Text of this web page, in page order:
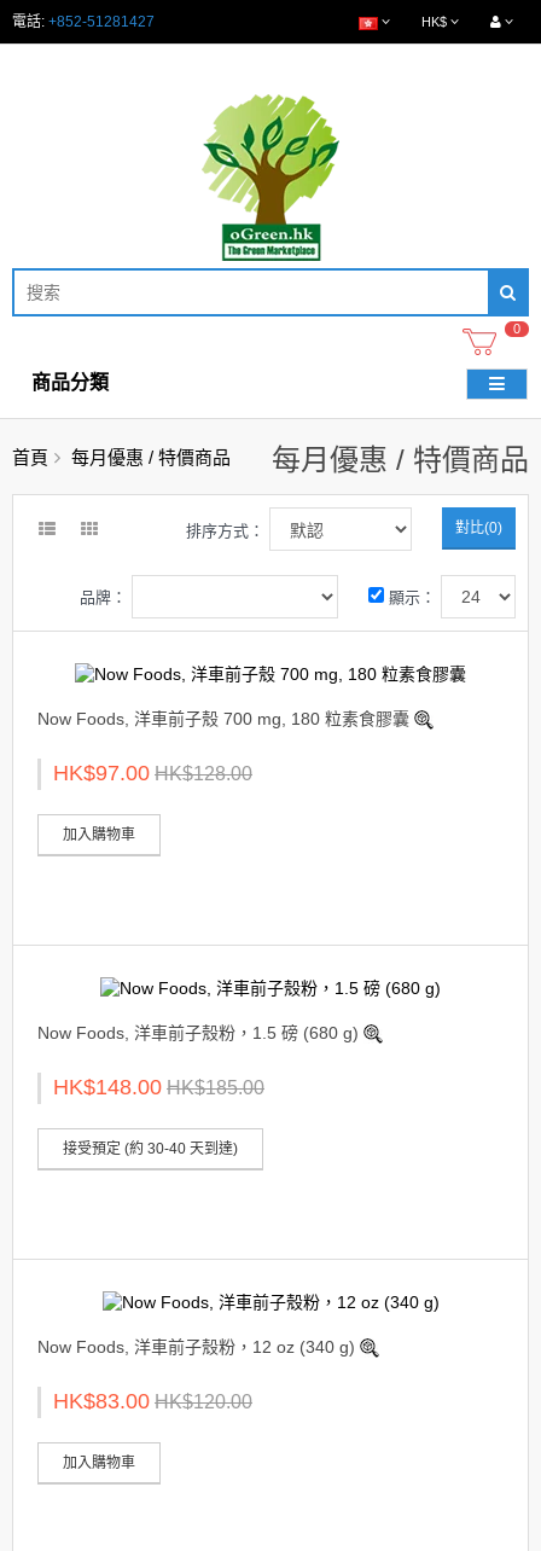
電話: +852-51281427 HK$
0
商品分類
首頁 每月優惠 / 特價商品 每月優惠 / 特價商品
對比(0)
排序方式：
顯示：
品牌：
Now Foods, 洋車前子殼 700 mg, 180 粒素食膠囊
HK$97.00 HK$128.00
加入購物車
Now Foods, 洋車前子殼粉，1.5 磅 (680 g)
HK$148.00 HK$185.00
接受預定 (約 30-40 天到達)
Now Foods, 洋車前子殼粉，12 oz (340 g)
HK$83.00 HK$120.00
加入購物車